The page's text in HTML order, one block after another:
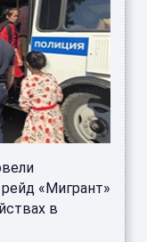
«Мигрант»
в